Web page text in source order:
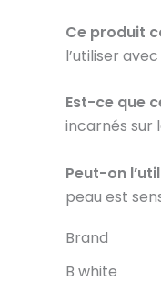
Ce produit
l’utiliser
Est-ce que
incarnés sur
Peut-on
peau est
Brand
B white